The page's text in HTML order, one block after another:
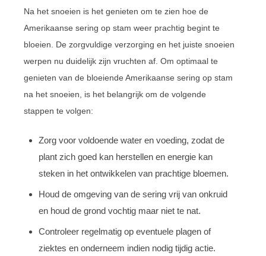
Na het snoeien is het genieten om te zien hoe de
Amerikaanse sering op stam weer prachtig begint te
bloeien. De zorgvuldige verzorging en het juiste snoeien
werpen nu duidelijk zijn vruchten af. Om optimaal te
genieten van de bloeiende Amerikaanse sering op stam
na het snoeien, is het belangrijk om de volgende
stappen te volgen:
Zorg voor voldoende water en voeding, zodat de
plant zich goed kan herstellen en energie kan
steken in het ontwikkelen van prachtige bloemen.
Houd de omgeving van de sering vrij van onkruid
en houd de grond vochtig maar niet te nat.
Controleer regelmatig op eventuele plagen of
ziektes en onderneem indien nodig tijdig actie.